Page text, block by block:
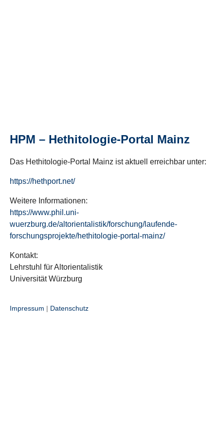
HPM – Hethitologie-Portal Mainz
Das Hethitologie-Portal Mainz ist aktuell erreichbar unter:
https://hethport.net/
Weitere Informationen:
https://www.phil.uni-
wuerzburg.de/altorientalistik/forschung/laufende-
forschungsprojekte/hethitologie-portal-mainz/
Kontakt:
Lehrstuhl für Altorientalistik
Universität Würzburg
Impressum | Datenschutz